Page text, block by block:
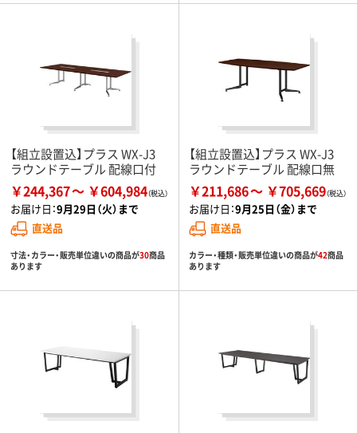
【組立設置込】プラス WX-J3
ラウンドテーブル 配線口付
￥244,367 ￥604,984
お届け日：9月29日（火）まで
直送品
寸法・カラー・販売単位違いの商品が30商品
あります
【組立設置込】プラス WX-J3
ラウンドテーブル 配線口無
￥211,686 ￥705,669
お届け日：9月25日（金）まで
直送品
カラー・種類・販売単位違いの商品が42商品
あります